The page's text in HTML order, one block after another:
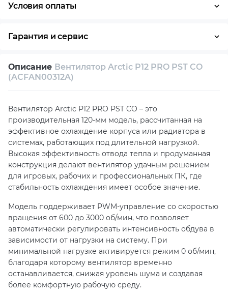
Условия оплаты
Гарантия и сервис
Собственный сервисный центр
Описание Вентилятор Arctic P12 PRO PST CO
(ACFAN00312A)
Вентилятор Arctic P12 PRO PST CO – это
производительная 120-мм модель, рассчитанная на
эффективное охлаждение корпуса или радиатора в
системах, работающих под длительной нагрузкой.
Высокая эффективность отвода тепла и продуманная
конструкция делают вентилятор удачным решением
для игровых, рабочих и профессиональных ПК, где
стабильность охлаждения имеет особое значение.
Модель поддерживает PWM-управление со скоростью
вращения от 600 до 3000 об/мин, что позволяет
автоматически регулировать интенсивность обдува в
зависимости от нагрузки на систему. При
минимальной нагрузке активируется режим 0 об/мин,
благодаря которому вентилятор временно
останавливается, снижая уровень шума и создавая
более комфортную рабочую среду.